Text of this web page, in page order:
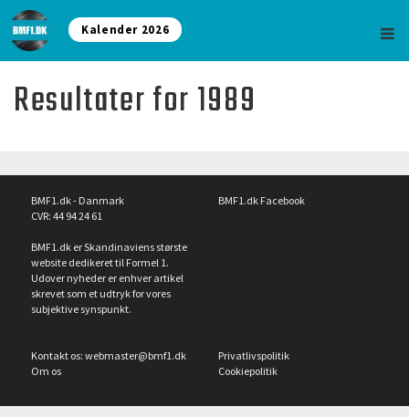
Kalender 2026
Resultater for 1989
BMF1.dk - Danmark
CVR: 44 94 24 61
BMF1.dk er Skandinaviens største
website dedikeret til Formel 1.
Udover nyheder er enhver artikel
skrevet som et udtryk for vores
subjektive synspunkt.
BMF1.dk Facebook
Kontakt os: webmaster@bmf1.dk
Om os
Privatlivspolitik
Cookiepolitik